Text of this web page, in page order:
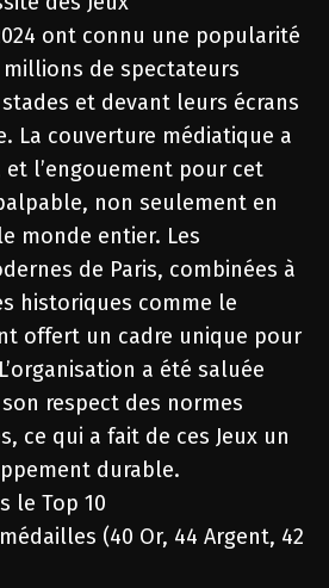
ont connu une popularité
millions de spectateurs
et devant leurs écrans
La couverture médiatique a
l’engouement pour cet
non seulement en
monde entier. Les
de Paris, combinées à
historiques comme le
offert un cadre unique pour
a été saluée
respect des normes
ce qui a fait de ces Jeux un
durable.
le Top 10
(40 Or, 44 Argent, 42